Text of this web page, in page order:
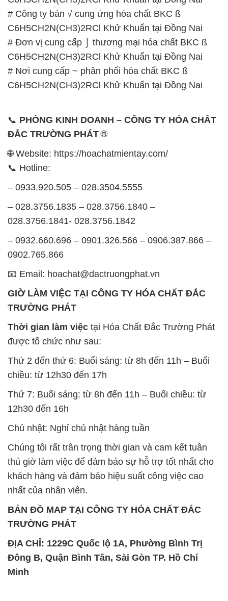
# Nơi cung cấp ~ phân phối hóa chất BKC ß
C6H5CH2N(CH3)2RCl Khử Khuẩn tại Đồng Nai
📞PHÒNG KINH DOANH – CÔNG TY HÓA CHẤT
ĐẮC TRƯỜNG PHÁT🌐
🌐 Website: https://hoachatmientay.com/
– 0933.920.505 – 028.3504.5555
028.3756.1841- 028.3756.1842
0902.765.866
📧 Email: hoachat@dactruongphat.vn
TRƯỜNG PHÁT
được tổ chức như sau:
Thứ 2 đến thứ 6: Buổi sáng: từ 8h đến 11h – Buổi
chiều: từ 12h30 đến 17h
Thứ 7: Buổi sáng: từ 8h đến 11h – Buổi chiều: từ
12h30 đến 16h
Chủ nhật: Nghỉ chủ nhật hàng tuần
thủ giờ làm việc để đảm bảo sự hỗ trợ tốt nhất cho
khách hàng và đảm bảo hiệu suất công việc cao
nhất của nhân viên.
BẢN ĐỒ MAP TẠI CÔNG TY HÓA CHẤT ĐẮC
TRƯỜNG PHÁT
ĐỊA CHỈ: 1229C Quốc lộ 1A, Phường Bình Trị
Đông B, Quận Bình Tân, Sài Gòn TP. Hồ Chí
Minh